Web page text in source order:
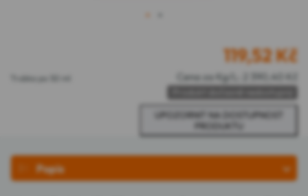
1
Trubka po 50 ml
119,52Kč
Cena za Kg/L: 2 390,40 Kč
Popis